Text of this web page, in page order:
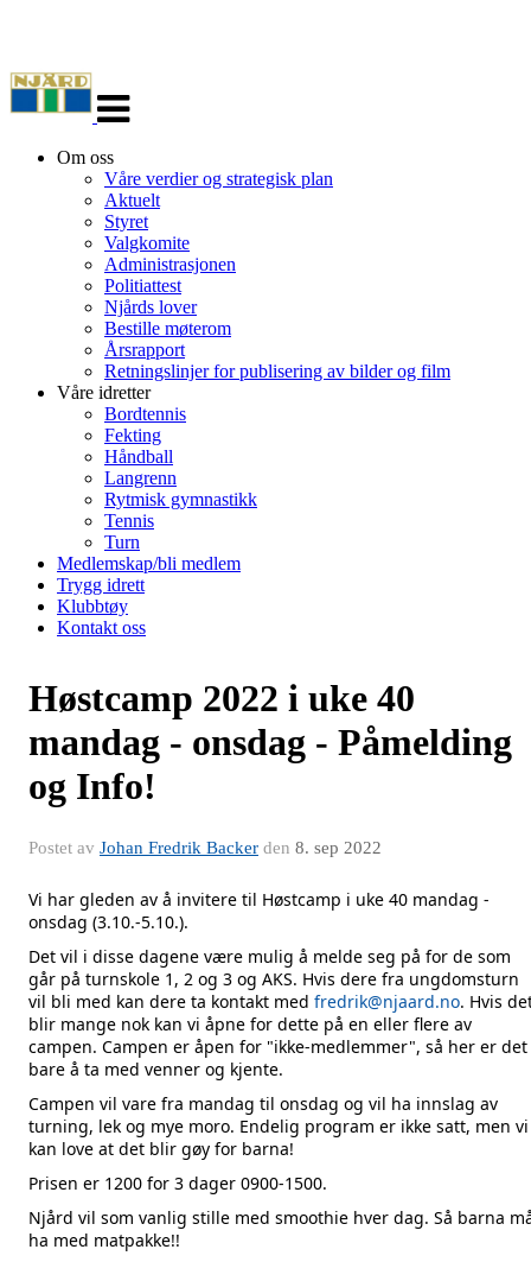
navigasjon
Om oss
Våre verdier og strategisk plan
Aktuelt
Styret
Valgkomite
Administrasjonen
Politiattest
Njårds lover
Bestille møterom
Årsrapport
Retningslinjer for publisering av bilder og film
Våre idretter
Bordtennis
Fekting
Håndball
Langrenn
Rytmisk gymnastikk
Tennis
Turn
Medlemskap/bli medlem
Trygg idrett
Klubbtøy
Kontakt oss
Høstcamp 2022 i uke 40
mandag - onsdag - Påmelding
og Info!
Postet av Johan Fredrik Backer den 8. sep 2022
Vi har gleden av å invitere til Høstcamp i uke 40 mandag -
onsdag (3.10.-5.10.).
Det vil i disse dagene være mulig å melde seg på for de som
går på turnskole 1, 2 og 3 og AKS. Hvis dere fra ungdomsturn
vil bli med kan dere ta kontakt med fredrik@njaard.no. Hvis
blir mange nok kan vi åpne for dette på en eller flere av
campen. Campen er åpen for "ikke-medlemmer", så her er det
bare å ta med venner og kjente.
Campen vil vare fra mandag til onsdag og vil ha innslag av
turning, lek og mye moro. Endelig program er ikke satt, men vi
kan love at det blir gøy for barna!
Prisen er 1200 for 3 dager 0900-1500.
Njård vil som vanlig stille med smoothie hver dag. Så barna
ha med matpakke!!